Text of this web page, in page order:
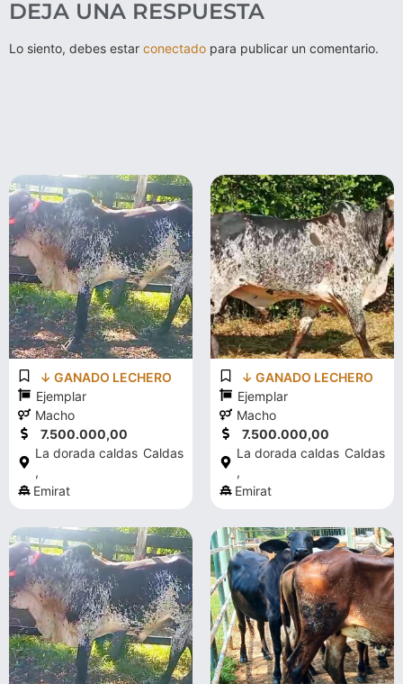
DEJA UNA RESPUESTA
Lo siento, debes estar conectado para publicar un comentario.
↓ GANADO LECHERO
Ejemplar
Macho
7.500.000,00
La dorada caldas
,
Caldas
Emirat
↓ GANADO LECHERO
Ejemplar
Macho
7.500.000,00
La dorada caldas
,
Caldas
Emirat